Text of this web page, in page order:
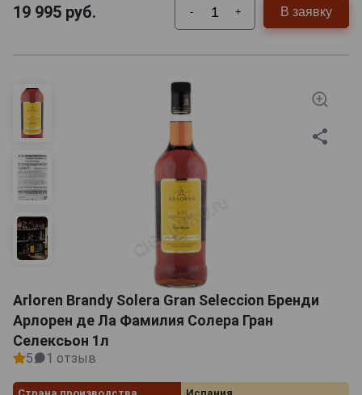
19 995 руб. - + В заявку
Arloren Brandy Solera Gran Seleccion Бренди
Арлорен де Ла Фамилия Солера Гран
Селексьон 1л
5 1 отзыв